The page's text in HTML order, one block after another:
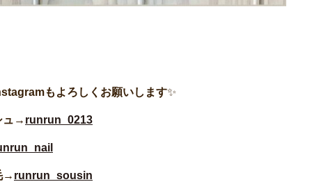
もよろしくお願いします✨
ュ→ runrun_0213
→ runrun_sousin